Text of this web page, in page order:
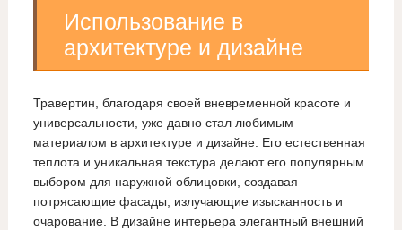
Использование в
архитектуре и дизайне
Травертин, благодаря своей вневременной красоте и
универсальности, уже давно стал любимым
материалом в архитектуре и дизайне. Его естественная
теплота и уникальная текстура делают его популярным
выбором для наружной облицовки, создавая
потрясающие фасады, излучающие изысканность и
очарование. В дизайне интерьера элегантный внешний